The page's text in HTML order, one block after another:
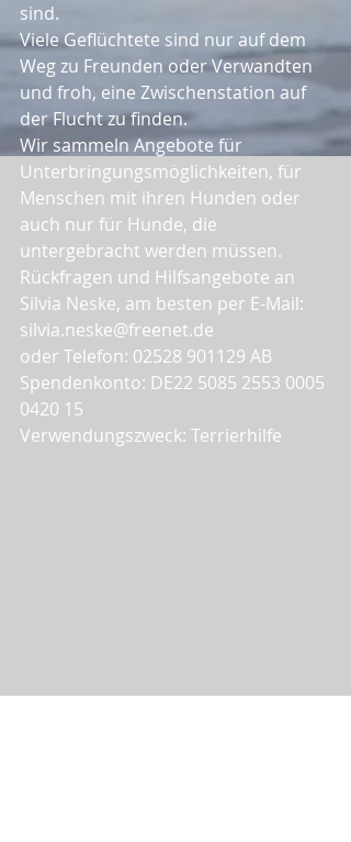
sind.
Viele Geflüchtete sind nur auf dem
Weg zu Freunden oder Verwandten
und froh, eine Zwischenstation auf
der Flucht zu finden.
Wir sammeln Angebote für
Unterbringungsmöglichkeiten, für
Menschen mit ihren Hunden oder
auch nur für Hunde, die
untergebracht werden müssen.
Rückfragen und Hilfsangebote an
Silvia Neske, am besten per E-Mail:
silvia.neske@freenet.de
oder Telefon: 02528 901129 AB
Spendenkonto: DE22 5085 2553 0005
0420 15
Verwendungszweck: Terrierhilfe